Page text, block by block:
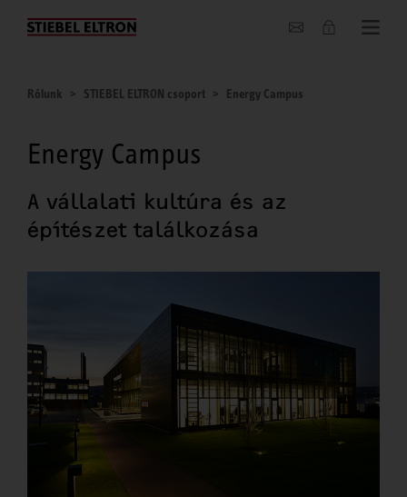
Hírek
Rólunk STIEBEL ELTRON csoport Energy Campus
Energy Campus
A vállalati kultúra és az
építészet találkozása